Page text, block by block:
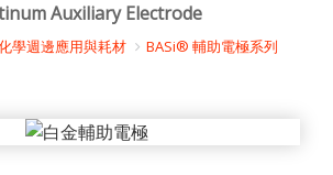
Auxiliary Electrode
學週邊應用與耗材 BASi® 輔助電極系列